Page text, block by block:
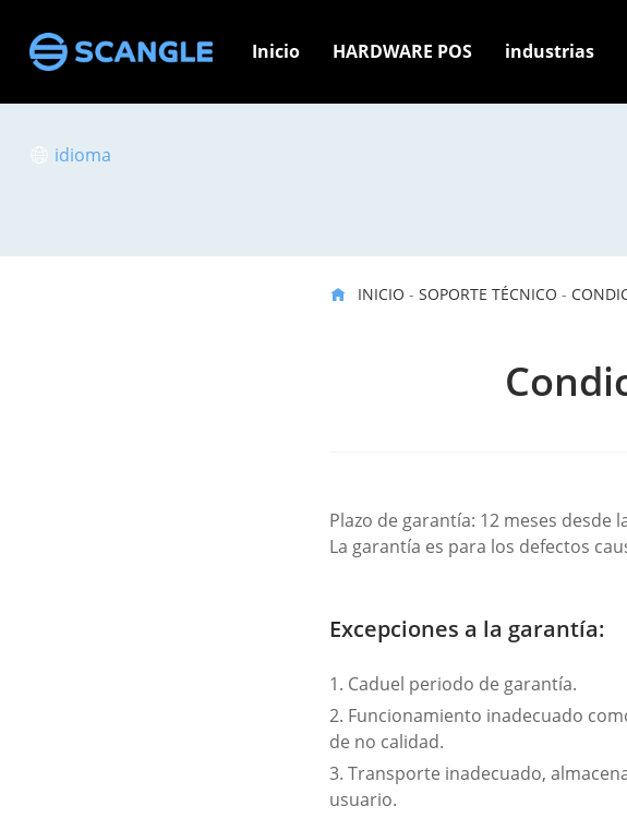
Inicio HARDWARE POS industrias
idioma
INICIO -SOPORTE TÉCNICO -
Plazo de garantía: 12 meses desde
La garantía es para los defectos
Excepciones a la garantía:
1. Caduel periodo de garantía.
2. Funcionamiento inadecuado
de no calidad.
3. Transporte inadecuado,
usuario.